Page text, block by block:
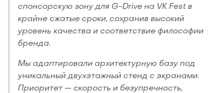
спонсорскую зону для G-Drive на VK Fest в
крайне сжатые сроки, сохранив высокий
уровень качества и соответствие философии
бренда.
Мы адаптировали архитектурную базу под
уникальный двухэтажный стенд с экранами.
Приоритет — скорость и безупречность,